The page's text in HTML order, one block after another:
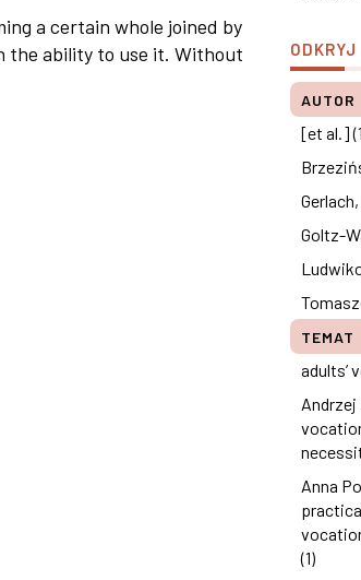
a certain whole joined by
the ability to use it. Without
ODKRYJ
AUTOR
[et al.]
Goltz-
TEMAT
adults’
Anna
(1)